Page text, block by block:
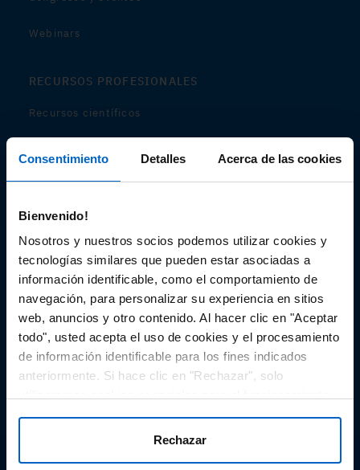
Consentimiento Detalles Acerca de las cookies
Bienvenido!
Nosotros y nuestros socios podemos utilizar cookies y
tecnologías similares que pueden estar asociadas a
información identificable, como el comportamiento de
navegación, para personalizar su experiencia en sitios
web, anuncios y otro contenido. Al hacer clic en "Aceptar
todo", usted acepta el uso de cookies y el procesamiento
de información identificable para los fines indicados
anteriormente. Si hace clic en "Rechazar", solo
del sitio web y no para optimizarlo ni personalizarlo. En
cualquier momento, puede ver, cambiar o retirar su
Rechazar
Webinars
RECURSOS PROFESIONALES
Recursos científicos
Audiovisual
Espacio de Información Médica
Este sitio web está orientado a profesionales sanitarios de
España.
SC-ES-CP-00099, SC-ES-CP-00101, SC-ES-AMG145-00103, SC-
ES-CP-00064, SC-ES-CP-00007, SC-ES-CP-00100, SC-ES-
AMG145-00544
Fecha de actualización AGOSTO 2026